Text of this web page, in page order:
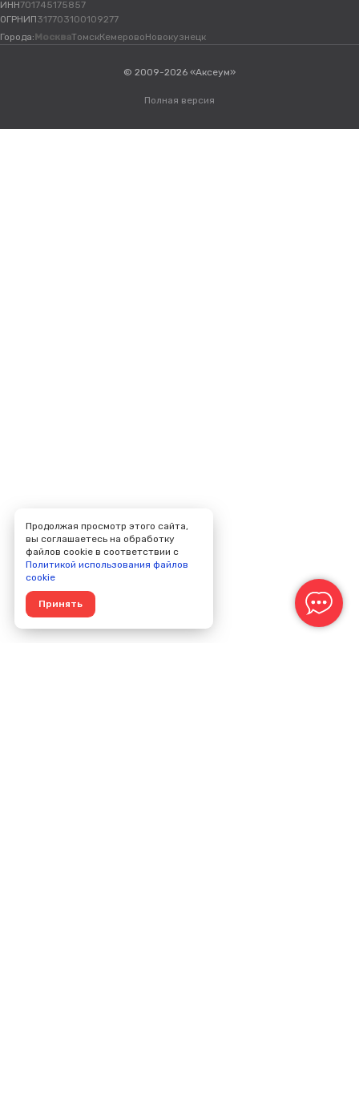
ИНН701745175857
ОГРНИП317703100109277
Города: МоскваТомскКемеровоНовокузнецк
© 2009-2026 «Аксеум»
Полная версия
Продолжая просмотр этого сайта,
вы соглашаетесь на обработку
файлов cookie в соответствии с
Политикой использования файлов
cookie
Принять